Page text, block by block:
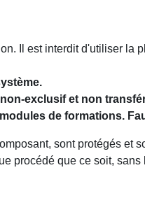
Il est interdit d'utiliser la
exclusif et non
de formations.
sont protégés et
procédé que ce soit,